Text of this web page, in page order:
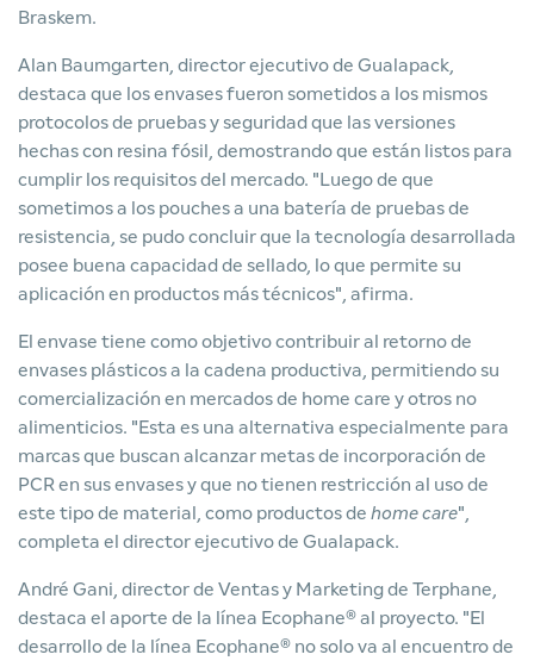
Braskem.
Alan Baumgarten, director ejecutivo de Gualapack,
destaca que los envases fueron sometidos a los mismos
protocolos de pruebas y seguridad que las versiones
hechas con resina fósil, demostrando que están listos para
cumplir los requisitos del mercado. "Luego de que
sometimos a los pouches a una batería de pruebas de
resistencia, se pudo concluir que la tecnología desarrollada
posee buena capacidad de sellado, lo que permite su
aplicación en productos más técnicos", afirma.
El envase tiene como objetivo contribuir al retorno de
envases plásticos a la cadena productiva, permitiendo su
comercialización en mercados de home care y otros no
alimenticios. "Esta es una alternativa especialmente para
marcas que buscan alcanzar metas de incorporación de
PCR en sus envases y que no tienen restricción al uso de
este tipo de material, como productos de homecare",
completa el director ejecutivo de Gualapack.
André Gani, director de Ventas y Marketing de Terphane,
destaca el aporte de la línea Ecophane® al proyecto. "El
desarrollo de la línea Ecophane® no solo va al encuentro de